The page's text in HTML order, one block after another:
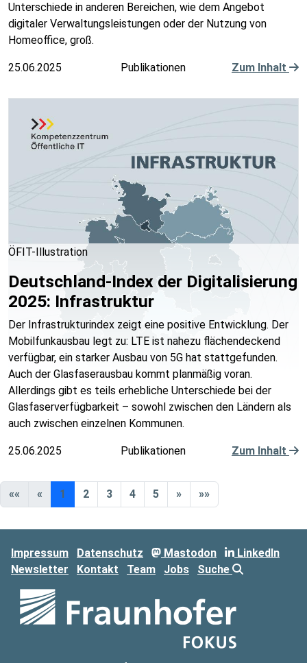
Unterschiede in anderen Bereichen, wie dem Angebot
digitaler Verwaltungsleistungen oder der Nutzung von
Homeoffice, groß.
25.06.2025 Publikationen Zum Inhalt
ÖFIT-Illustration
Deutschland-Index der Digitalisierung
2025: Infrastruktur
Der Infrastrukturindex zeigt eine positive Entwicklung. Der
Mobilfunkausbau legt zu: LTE ist nahezu flächendeckend
verfügbar, ein starker Ausbau von 5G hat stattgefunden.
Auch der Glasfaserausbau kommt planmäßig voran.
Allerdings gibt es teils erhebliche Unterschiede bei der
Glasfaserverfügbarkeit – sowohl zwischen den Ländern als
auch zwischen einzelnen Kommunen.
25.06.2025 Publikationen Zum Inhalt
«« « 1 2 3 4 5 » »»
Impressum Datenschutz Mastodon
LinkedIn
Newsletter
Kontakt Team Jobs Suche